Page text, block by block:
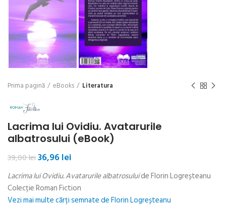
Prima pagină eBooks Literatura
Lacrima lui Ovidiu. Avatarurile
albatrosului (eBook)
39,00leiPrețul
a
fost:
39,00 lei.
36,96lei
este:
36,96 lei.
Lacrima lui Ovidiu. Avatarurile albatrosuluide Florin Logreșteanu
Colecție Roman Fiction
Vezi mai multe cărți semnate de Florin Logreșteanu